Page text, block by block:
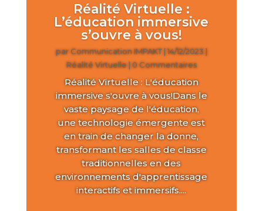
Réalité Virtuelle :
L’éducation immersive
s’ouvre à vous!
parCommunication IMPAKT|14/12/2023 |
Réalité Virtuelle| 0 Commentaires
Réalité Virtuelle : L'éducation
immersive s'ouvre à vous!Dans le
vaste paysage de l'éducation,
une technologie émergente est
en train de changer la donne,
transformant les salles de classe
traditionnelles en des
environnements d'apprentissage
interactifs et immersifs....